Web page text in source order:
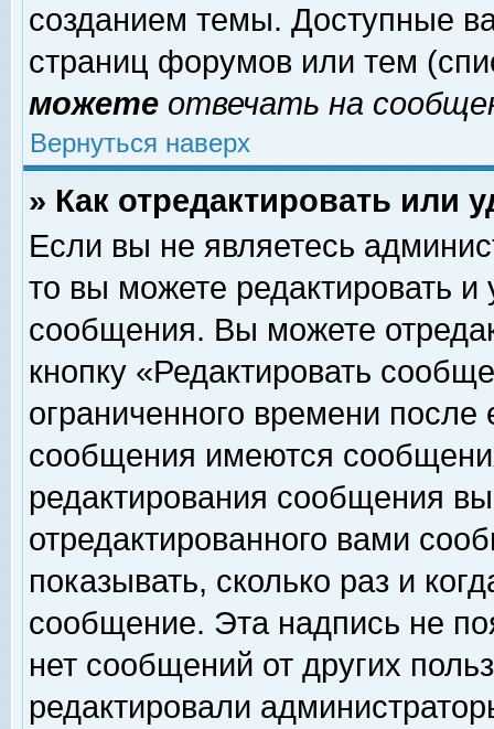
созданием темы. Доступные
страниц форумов или тем
можете отвечать на
Вернуться наверх
» Как отредактировать или
Если вы не являетесь
то вы можете редактировать и
сообщения. Вы можете
кнопку «Редактировать
ограниченного времени
сообщения имеются
редактирования сообщения
отредактированного вами
показывать, сколько раз и
сообщение. Эта надпись не
нет сообщений от других
редактировали